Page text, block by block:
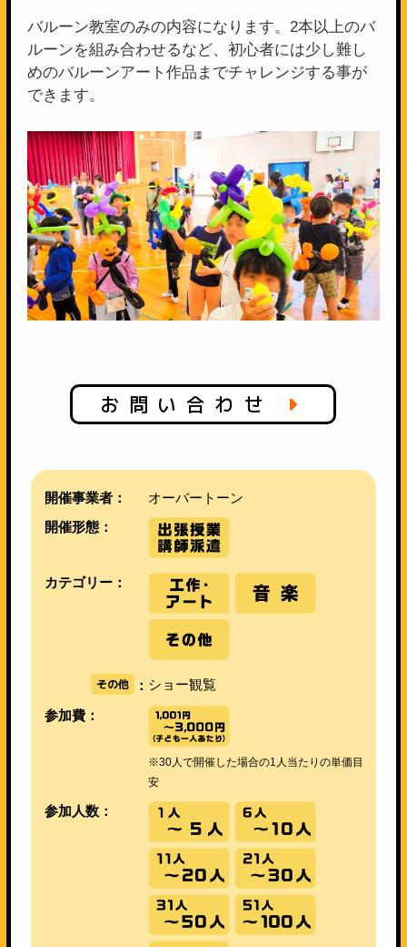
バルーン教室のみの内容になります。2本以上のバ
ルーンを組み合わせるなど、初心者には少し難し
めのバルーンアート作品までチャレンジする事が
できます。
お問い合わせ
開催事業者：
オーバートーン
開催形態：
カテゴリー：
その他 ： ショー観覧
参加費：
※30人で開催した場合の1人当たりの単価目
安
参加人数：